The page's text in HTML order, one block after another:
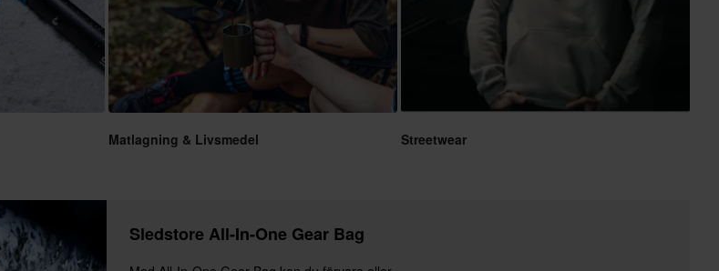
Matlagning & Livsmedel Streetwear
Sledstore All-In-One Gear Bag